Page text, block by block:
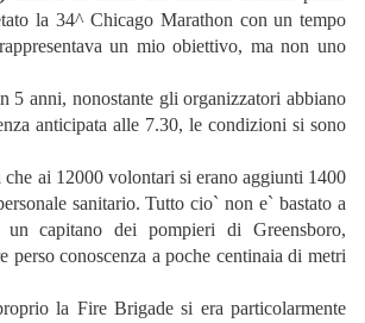
la 34^ Chicago Marathon con un tempo
un mio obiettivo, ma non uno
5 anni, nonostante gli organizzatori abbiano
anticipata alle 7.30, le condizioni si sono
ai 12000 volontari si erano aggiunti 1400
sanitario. Tutto cio` non e` bastato a
capitano dei pompieri di Greensboro,
perso conoscenza a poche centinaia di metri
la Fire Brigade si era particolarmente